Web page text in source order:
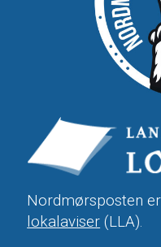
Nordmørsposten
lokalaviser (LLA).